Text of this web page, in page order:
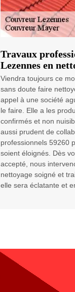
Travaux
Lezennes en
Viendra toujours ce
sans doute faire
appel à une société
le faire. Elle a les
confirmés et non
aussi prudent de
professionnels 59260
soient éloignés. Dès
accepté, nous
nettoyage soigné et
elle sera éclatante et